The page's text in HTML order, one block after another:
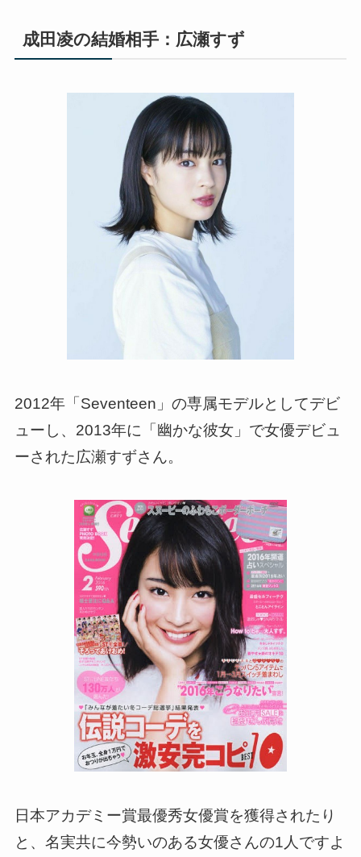
成田凌の結婚相手：広瀬すず
2012年「Seventeen」の専属モデルとしてデビ
ューし、2013年に「幽かな彼女」で女優デビュ
ーされた広瀬すずさん。
日本アカデミー賞最優秀女優賞を獲得されたり
と、名実共に今勢いのある女優さんの1人ですよ